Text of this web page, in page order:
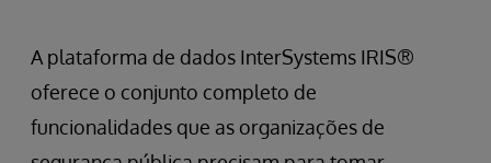
A plataforma de dados InterSystems IRIS®
oferece o conjunto completo de
funcionalidades que as organizações de